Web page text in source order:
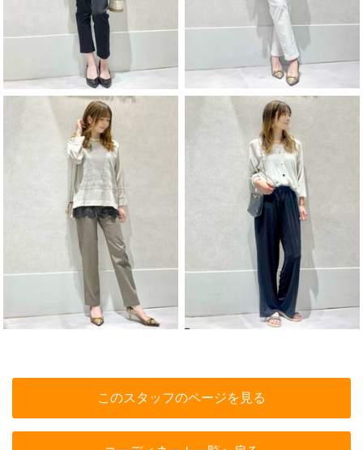
このスタッフのページを見る